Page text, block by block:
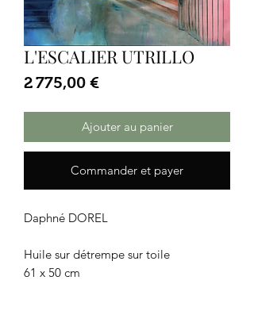
L'ESCALIER UTRILLO
2 775,00 €
Ajouter au panier
Commander et payer
Daphné DOREL
Huile sur détrempe sur toile
61 x 50 cm